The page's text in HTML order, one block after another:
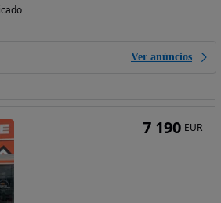
Ver anúncios
7 190 EUR